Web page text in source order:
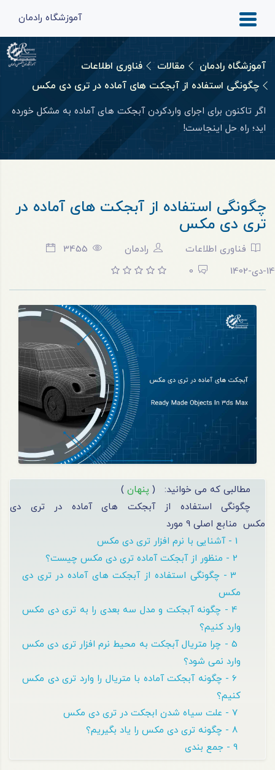
آموزشگاه رادمان
آموزشگاه رادمان مقالات
فناوری اطلاعات
چگونگی استفاده از آبجکت های آماده در تری دی مکس
اگر تاکنون برای اجرای واردکردن آبجکت های آماده به مشکل خورده
اید؛ راه حل اینجاست!
چگونگی استفاده از آبجکت های آماده در
تری دی مکس
فناوری اطلاعات رادمان
3455
14-دی-1402
0
مطالبی که می خوانید: ( پنهان )
چگونگی استفاده از آبجکت های آماده در تری دی
مکس منابع اصلی 9 مورد
3 - چگونگی استفاده از آبجکت های آماده در تری دی
مکس
4 - چگونه آبجکت و مدل سه‌ بعدی را به تری‌ دی مکس
وارد کنیم؟
5 - چرا متریال آبجکت به محیط نرم‌ افزار تری دی مکس
وارد نمی‌ شود؟
6 - چگونه آبجکت آماده با متریال را وارد تری دی مکس
کنیم؟